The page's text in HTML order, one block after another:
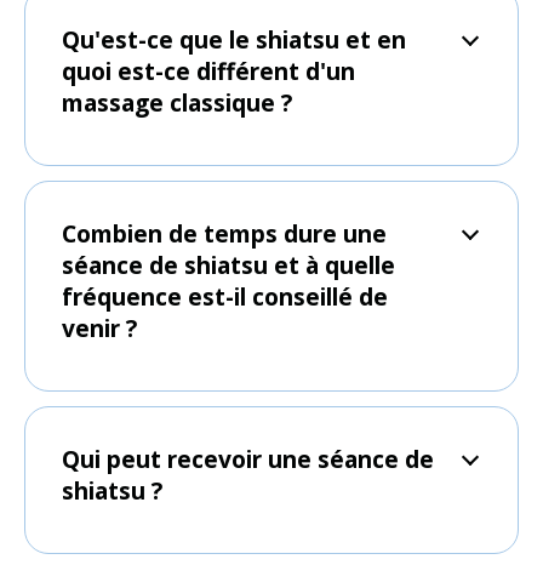
Qu'est-ce que le shiatsu et en
quoi est-ce différent d'un
massage classique ?
Combien de temps dure une
séance de shiatsu et à quelle
fréquence est-il conseillé de
venir ?
Qui peut recevoir une séance de
shiatsu ?